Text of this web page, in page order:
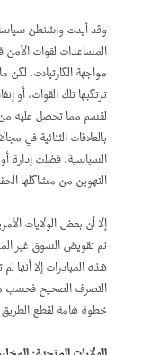
وقد أيدت واشنطن
المساعدات لقوات الأمن
مواجهة الكارتيلات. لكن
ترتكبها تلك القوات، أو
لقسم مما تحصل عليه
بالعلاقات الثنائية في
السياسية، فضلت إدارة
التهوين من مشاكلها
إلا أن بعض الولايات
ثم تقويض السوق غير
هذه المبادرات إلا أنها
التصرف الصحيح فحسب
خطوة هامة لقطع الطريق